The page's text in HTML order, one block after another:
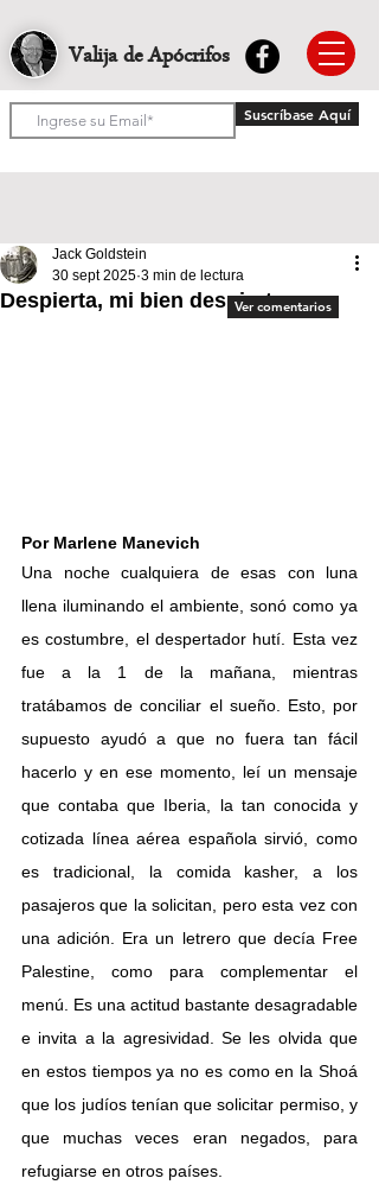
Valija de Apócrifos
Suscríbase Aquí
Despierta, mi bien despierta
Jack Goldstein
30 sept 2025 3 min de lectura
Por Marlene Manevich
Una noche cualquiera de esas con luna
llena iluminando el ambiente, sonó como ya
es costumbre, el despertador hutí. Esta vez
fue a la 1 de la mañana, mientras
tratábamos de conciliar el sueño. Esto, por
supuesto ayudó a que no fuera tan fácil
hacerlo y en ese momento, leí un mensaje
que contaba que Iberia, la tan conocida y
cotizada línea aérea española sirvió, como
es tradicional, la comida kasher, a los
pasajeros que la solicitan, pero esta vez con
una adición. Era un letrero que decía Free
Palestine, como para complementar el
menú. Es una actitud bastante desagradable
e invita a la agresividad. Se les olvida que
en estos tiempos ya no es como en la Shoá
que los judíos tenían que solicitar permiso, y
que muchas veces eran negados, para
refugiarse en otros países.
Ver comentarios